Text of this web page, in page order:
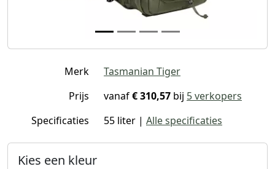
Merk
Tasmanian Tiger
Prijs
vanaf€ 310,57 bij 5 verkopers
Specificaties
55 liter | Alle specificaties
Kies een kleur